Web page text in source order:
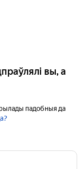
вы, а
падобныя да